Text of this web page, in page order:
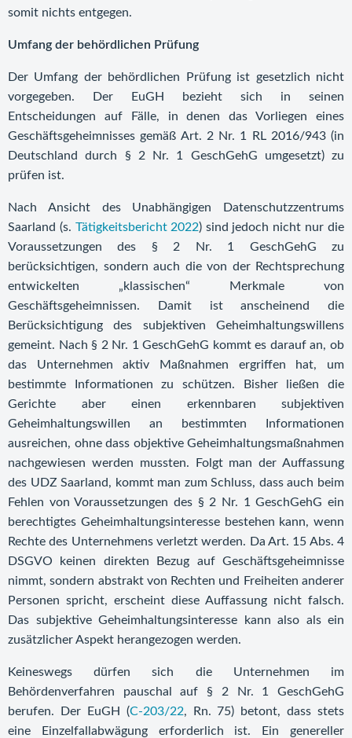
somit nichts entgegen.
Umfang der behördlichen Prüfung
Der Umfang der behördlichen Prüfung ist gesetzlich nicht
vorgegeben. Der EuGH bezieht sich in seinen
Entscheidungen auf Fälle, in denen das Vorliegen eines
Geschäftsgeheimnisses gemäß Art. 2 Nr. 1 RL 2016/943 (in
Deutschland durch § 2 Nr. 1 GeschGehG umgesetzt) zu
prüfen ist.
Nach Ansicht des Unabhängigen Datenschutzzentrums
Saarland (s. Tätigkeitsbericht 2022) sind jedoch nicht nur die
Voraussetzungen des § 2 Nr. 1 GeschGehG zu
berücksichtigen, sondern auch die von der Rechtsprechung
entwickelten „klassischen“ Merkmale von
Geschäftsgeheimnissen. Damit ist anscheinend die
Berücksichtigung des subjektiven Geheimhaltungswillens
gemeint. Nach § 2 Nr. 1 GeschGehG kommt es darauf an, ob
das Unternehmen aktiv Maßnahmen ergriffen hat, um
bestimmte Informationen zu schützen. Bisher ließen die
Gerichte aber einen erkennbaren subjektiven
Geheimhaltungswillen an bestimmten Informationen
ausreichen, ohne dass objektive Geheimhaltungsmaßnahmen
nachgewiesen werden mussten. Folgt man der Auffassung
des UDZ Saarland, kommt man zum Schluss, dass auch beim
Fehlen von Voraussetzungen des § 2 Nr. 1 GeschGehG ein
berechtigtes Geheimhaltungsinteresse bestehen kann, wenn
Rechte des Unternehmens verletzt werden. Da Art. 15 Abs. 4
DSGVO keinen direkten Bezug auf Geschäftsgeheimnisse
nimmt, sondern abstrakt von Rechten und Freiheiten anderer
Personen spricht, erscheint diese Auffassung nicht falsch.
Das subjektive Geheimhaltungsinteresse kann also als ein
zusätzlicher Aspekt herangezogen werden.
Keineswegs dürfen sich die Unternehmen im
Behördenverfahren pauschal auf § 2 Nr. 1 GeschGehG
berufen. Der EuGH (C-203/22, Rn. 75) betont, dass stets
eine Einzelfallabwägung erforderlich ist. Ein genereller